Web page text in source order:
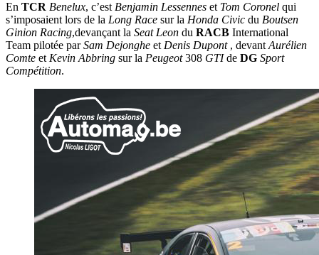
En TCR Benelux, c’estBenjamin Lessennes et Tom Coronel qui
s’imposaient lors de la Long Race sur la Honda Civic du Boutsen
Ginion Racing,devançant la Seat Leon du RACB International
Team pilotée parSam Dejonghe etDenis Dupont, devantAurélien
Comte etKevin Abbring sur la Peugeot308 GTIde DG Sport
Compétition.